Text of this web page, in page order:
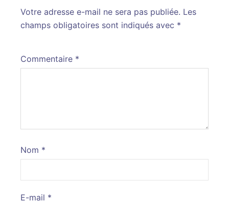
Votre adresse e-mail ne sera pas publiée. Les
champs obligatoires sont indiqués avec *
Commentaire *
Nom *
E-mail *
Alternative: